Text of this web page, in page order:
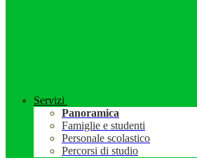
Servizi
Panoramica
Famiglie e studenti
Personale scolastico
Percorsi di studio